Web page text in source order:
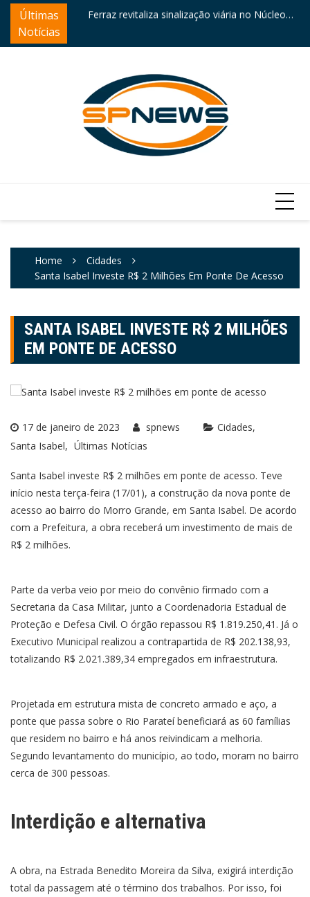
Skip
content
Últimas
Notícias
destaques
Ferraz revitaliza sinalização viária no Núcleo
Home
Cidades
Santa Isabel Investe R$ 2 Milhões Em Ponte De Acesso
SANTA ISABEL INVESTE R$ 2 MILHÕES
EM PONTE DE ACESSO
17 de janeiro de 2023 spnews
Cidades
Santa Isabel
Últimas Notícias
Santa Isabel investe R$ 2 milhões em ponte de acesso. Teve
início nesta terça-feira (17/01), a construção da nova ponte de
acesso ao bairro do Morro Grande, em Santa Isabel. De acordo
com a Prefeitura, a obra receberá um investimento de mais de
R$ 2 milhões.
Parte da verba veio por meio do convênio firmado com a
Secretaria da Casa Militar, junto a Coordenadoria Estadual de
Proteção e Defesa Civil. O órgão repassou R$ 1.819.250,41. Já o
Executivo Municipal realizou a contrapartida de R$ 202.138,93,
totalizando R$ 2.021.389,34 empregados em infraestrutura.
Projetada em estrutura mista de concreto armado e aço, a
ponte que passa sobre o Rio Parateí beneficiará as 60 famílias
que residem no bairro e há anos reivindicam a melhoria.
Segundo levantamento do município, ao todo, moram no bairro
cerca de 300 pessoas.
Interdição e alternativa
A obra, na Estrada Benedito Moreira da Silva, exigirá interdição
total da passagem até o término dos trabalhos. Por isso, foi